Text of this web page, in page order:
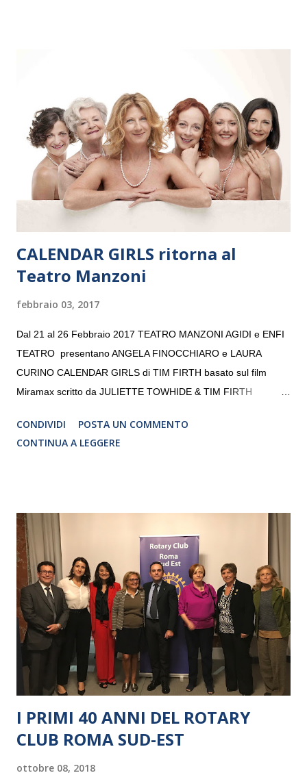
“Settembre dell’Accademia” dove si esibirà per il secondo anno
consecutivo. Il pubblico milanese avrà il piacere di applaudire i
giovani artisti della Baltic Sea Youth Philharmonic per la quarta
volta. L’orchestra, fondata nel 2008 da Kristjan Järvi (affiancato
da un prestigioso consiglio di consulent...
CALENDAR GIRLS ritorna al
Teatro Manzoni
febbraio 03, 2017
Dal 21 al 26 Febbraio 2017 TEATRO MANZONI AGIDI e ENFI
TEATRO presentano ANGELA FINOCCHIARO e LAURA
CURINO CALENDAR GIRLS di TIM FIRTH basato sul film
Miramax scritto da JULIETTE TOWHIDE & TIM FIRTH
CRISTINA PEZZOLI
CONDIVIDI
POSTA UN COMMENTO
CONTINUA A LEGGERE
I PRIMI 40 ANNI DEL ROTARY
CLUB ROMA SUD-EST
ottobre 08, 2018